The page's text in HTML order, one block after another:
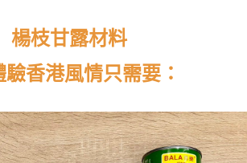
楊枝甘露材料
驗香港風情只需要：